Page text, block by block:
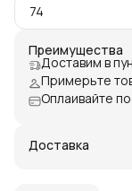
74
Преимущества
Доставим в
Примерьте
Оплаивайте
Доставка